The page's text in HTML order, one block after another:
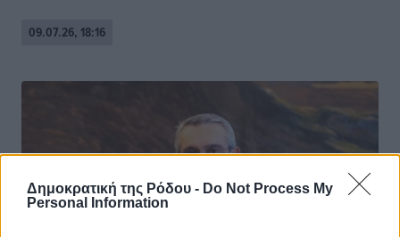
Δημοκρατική της Ρόδου - Do Not Process My
Personal Information
09.07.26, 18:16